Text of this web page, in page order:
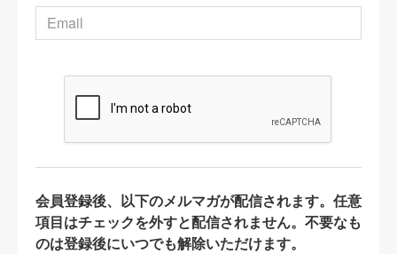
会員登録後、以下のメルマガが配信されます。任意
項目はチェックを外すと配信されません。不要なも
のは登録後にいつでも解除いただけます。